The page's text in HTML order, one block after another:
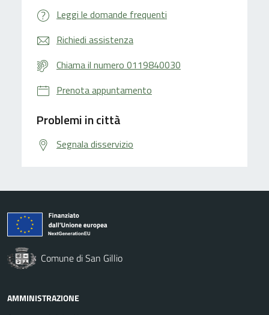
Leggi le domande frequenti
Richiedi assistenza
Chiama il numero 0119840030
Prenota appuntamento
Problemi in città
Segnala disservizio
Comune di San Gillio
AMMINISTRAZIONE